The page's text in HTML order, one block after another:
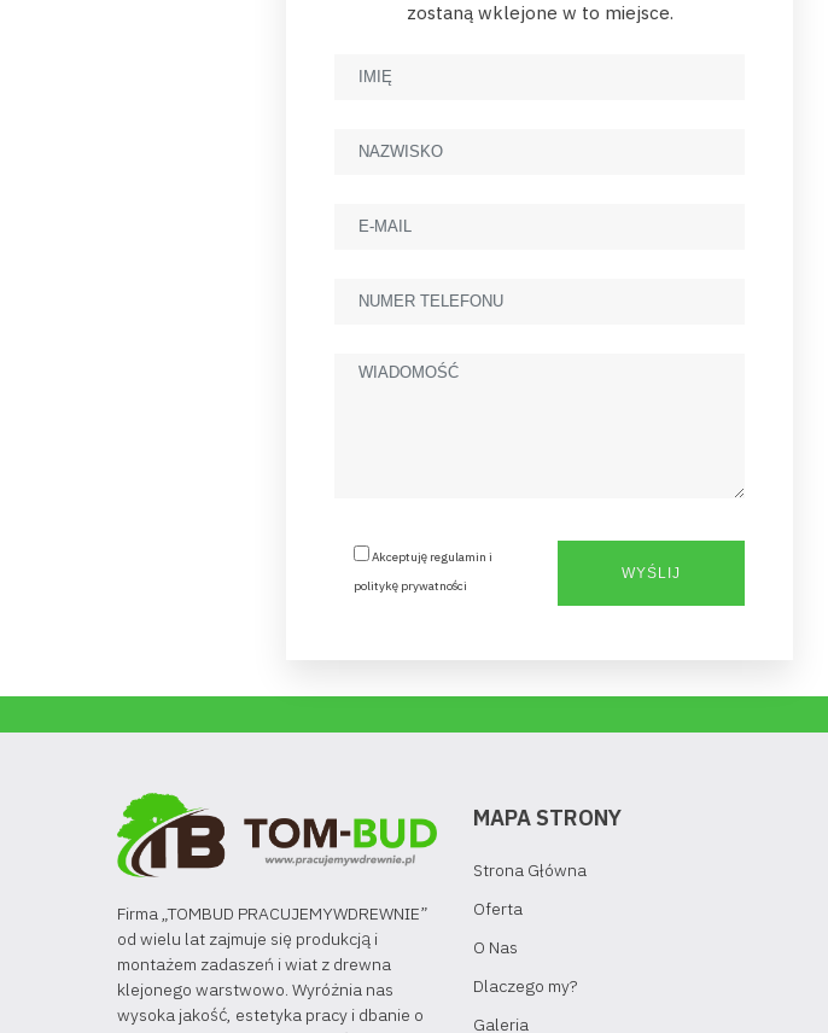
zostaną wklejone w to miejsce.
Akceptuję regulamin i
politykę prywatności
Firma „TOMBUD PRACUJEMYWDREWNIE”
od wielu lat zajmuje się produkcją i
montażem zadaszeń i wiat z drewna
klejonego warstwowo. Wyróżnia nas
wysoka jakość, estetyka pracy i dbanie o
MAPA STRONY
Strona Główna
Oferta
O Nas
Dlaczego my?
Galeria